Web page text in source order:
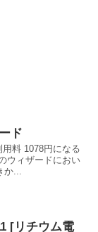
ド
料 1078円になる
ウィザードにおい
...
[リチウム電